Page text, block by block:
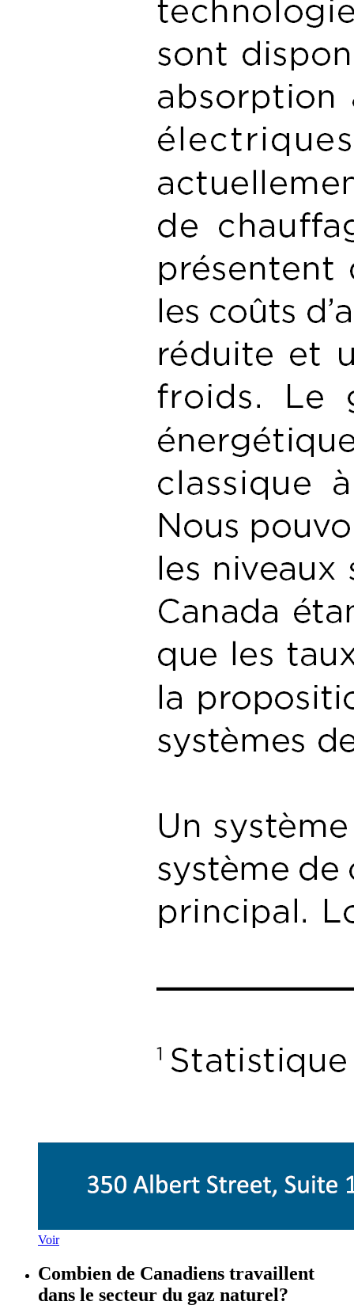
Voir
Combien de Canadiens travaillent
dans le secteur du gaz naturel?